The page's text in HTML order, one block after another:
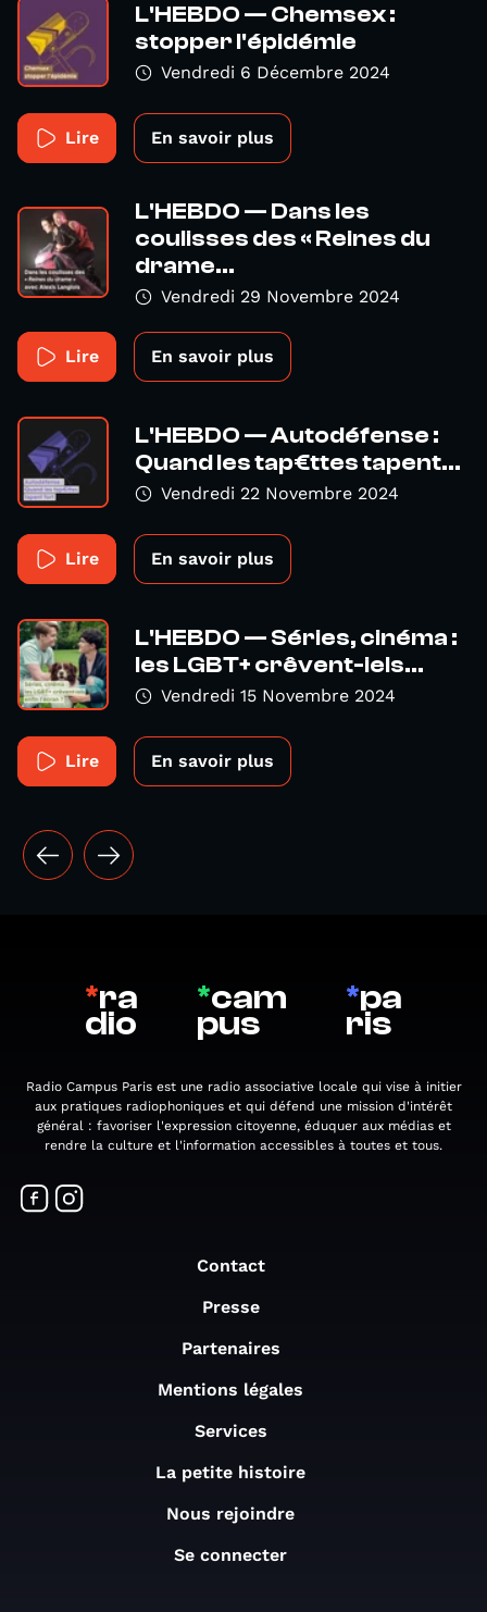
L'HEBDO — Chemsex :
stopper l'épidémie
Vendredi 6 Décembre 2024
Lire En savoir plus
L'HEBDO — Dans les
coulisses des « Reines du
drame...
Vendredi 29 Novembre 2024
Lire En savoir plus
L'HEBDO — Autodéfense :
Quand les tap€ttes tapent...
Vendredi 22 Novembre 2024
Lire En savoir plus
L'HEBDO — Séries, cinéma :
les LGBT+ crêvent-iels...
Vendredi 15 Novembre 2024
Lire En savoir plus
*ra
dio
*cam
pus
*pa
ris
Radio Campus Paris est une radio associative locale qui vise à initier
aux pratiques radiophoniques et qui défend une mission d'intérêt
général : favoriser l'expression citoyenne, éduquer aux médias et
rendre la culture et l'information accessibles à toutes et tous.
Contact
Presse
Partenaires
Mentions légales
Services
La petite histoire
Nous rejoindre
Se connecter